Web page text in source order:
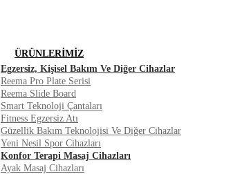
ÜRÜNLERIMIZ
Egzersiz, Kişisel Bakım Ve Diğer Cihazlar
Reema Pro Plate Serisi
Reema Slide Board
Smart Teknoloji Çantaları
Fitness Egzersiz Atı
Güzellik Bakım Teknolojisi Ve Diğer Cihazlar
Yeni Nesil Spor Cihazları
Konfor Terapi Masaj Cihazları
Ayak Masaj Cihazları